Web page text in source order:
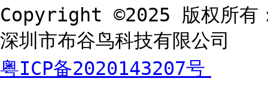
Copyright ©2025 版权所有
深圳市布谷鸟科技有限公司
粤ICP备2020143207号